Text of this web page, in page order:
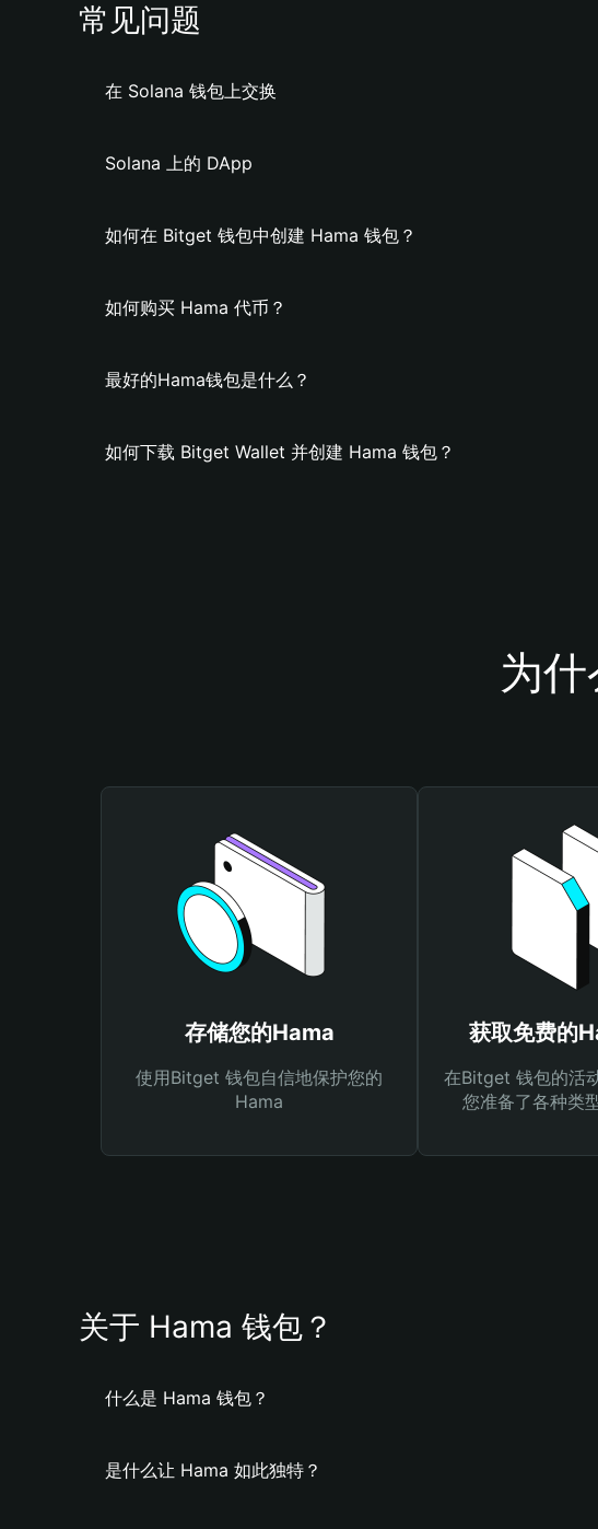
常见问题
在 Solana 钱包上交换
Solana 上的 DApp
如何在 Bitget 钱包中创建 Hama 钱包？
如何购买 Hama 代币？
最好的Hama钱包是什么？
如何下载 Bitget Wallet 并创建 Hama 钱包？
为
存储您的Hama
使用Bitget 钱包自信地保护您的
Hama
获取免费的
在Bitget 钱包的活
您准备了各种类
关于 Hama 钱包？
什么是 Hama 钱包？
是什么让 Hama 如此独特？